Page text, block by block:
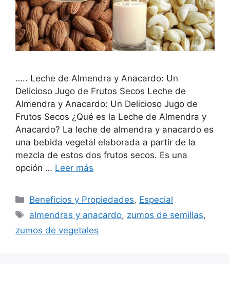
….. Leche de Almendra y Anacardo: Un
Delicioso Jugo de Frutos Secos Leche de
Almendra y Anacardo: Un Delicioso Jugo de
Frutos Secos ¿Qué es la Leche de Almendra y
Anacardo? La leche de almendra y anacardo es
una bebida vegetal elaborada a partir de la
mezcla de estos dos frutos secos. Es una
opción … Leer más
Beneficios y Propiedades, Especial
almendras y anacardo, zumos de semillas,
zumos de vegetales